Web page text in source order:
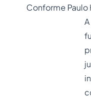
Conforme Paulo